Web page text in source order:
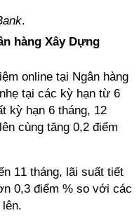
.
hàng Xây Dựng
online tại Ngân hàng
tại các kỳ hạn từ 6
kỳ hạn 6 tháng, 12
cùng tăng 0,2 điểm
11 tháng, lãi suất tiết
0,3 điểm % so với các